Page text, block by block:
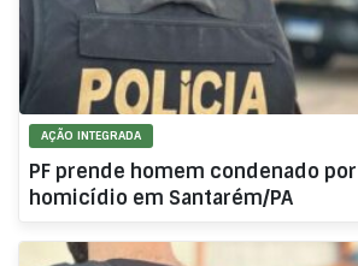
AÇÃO INTEGRADA
PF prende homem condenado
homicídio em Santarém/PA